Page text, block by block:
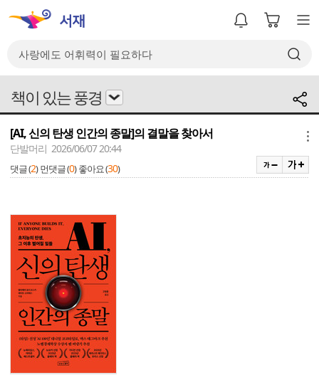
책이 있는 풍경
[AI, 신의 탄생 인간의 종말]의 결말을 찾아서
단발머리 2026/06/07 20:44
댓글 (2) 먼댓글 (0) 좋아요 (30)